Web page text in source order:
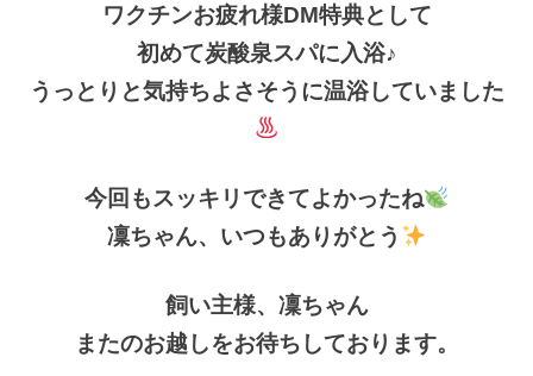
ワクチンお疲れ様DM特典として
初めて炭酸泉スパに入浴♪
うっとりと気持ちよさそうに温浴していました
今回もスッキリできてよかったね
凜ちゃん、いつもありがとう
飼い主様、凜ちゃん
またのお越しをお待ちしております。